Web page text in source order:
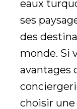
eaux
ses
des
monde. Si
avantages
choisir